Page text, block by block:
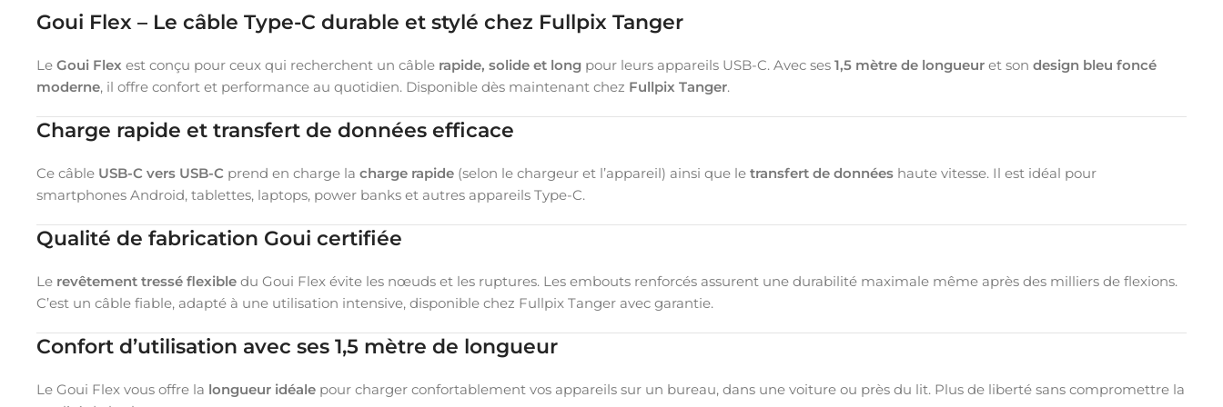
Goui Flex – Le câble Type-C durable et stylé chez Fullpix Tanger
Le Goui Flex est conçu pour ceux qui recherchent un câble rapide, solide et long pour leurs appareils USB-C. Avec ses 1,5 mètre de longueur et son design bleu foncé
moderne, il offre confort et performance au quotidien. Disponible dès maintenant chez Fullpix Tanger.
Charge rapide et transfert de données efficace
Ce câble USB-C vers USB-C prend en charge la charge rapide (selon le chargeur et l’appareil) ainsi que le transfert de données haute vitesse. Il est idéal pour
smartphones Android, tablettes, laptops, power banks et autres appareils Type-C.
Qualité de fabrication Goui certifiée
Le revêtement tressé flexible du Goui Flex évite les nœuds et les ruptures. Les embouts renforcés assurent une durabilité maximale même après des milliers de flexions.
C’est un câble fiable, adapté à une utilisation intensive, disponible chez Fullpix Tanger avec garantie.
Confort d’utilisation avec ses 1,5 mètre de longueur
Le Goui Flex vous offre la longueur idéale pour charger confortablement vos appareils sur un bureau, dans une voiture ou près du lit. Plus de liberté sans compromettre la